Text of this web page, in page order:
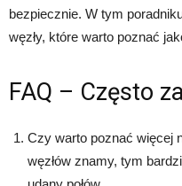
bezpiecznie. W tym
węzły, które warto poznać
FAQ – Często
Czy warto poznać więcej
węzłów znamy, tym